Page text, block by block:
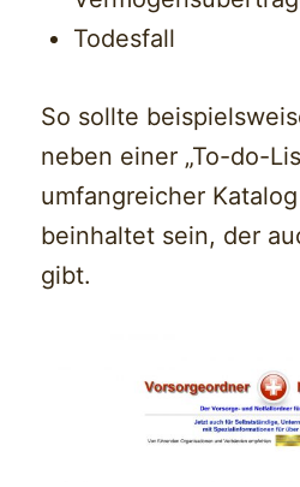
Todesfall
So sollte
neben einer „To-do-
umfangreicher
beinhaltet sein, der
gibt.